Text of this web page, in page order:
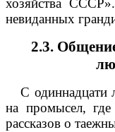
хозяйства
невиданных
2.3.
С одиннадцати
на промысел,
рассказов о